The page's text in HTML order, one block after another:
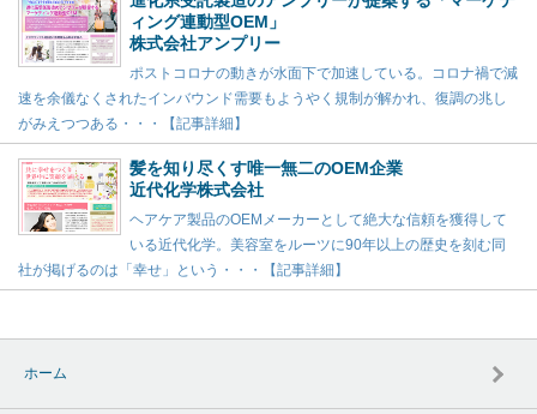
ィング連動型OEM」
株式会社アンプリー
ポストコロナの動きが水面下で加速している。コロナ禍で減
速を余儀なくされたインバウンド需要もようやく規制が解かれ、復調の兆し
がみえつつある・・・【記事詳細】
髪を知り尽くす唯一無二のOEM企業
近代化学株式会社
ヘアケア製品のOEMメーカーとして絶大な信頼を獲得して
いる近代化学。美容室をルーツに90年以上の歴史を刻む同
社が掲げるのは「幸せ」という・・・【記事詳細】
ホーム